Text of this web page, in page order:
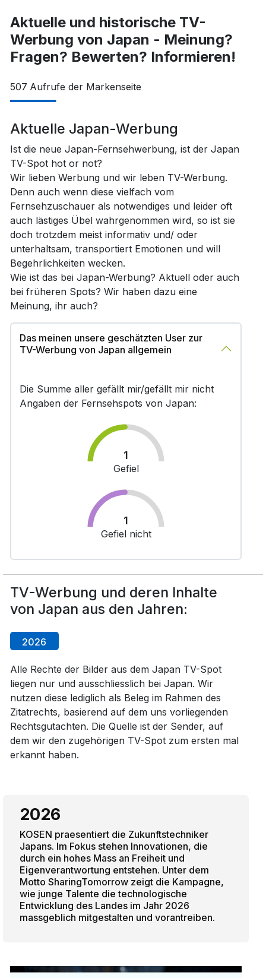
Aktuelle und historische TV-
Werbung von Japan - Meinung?
Fragen? Bewerten? Informieren!
507 Aufrufe der Markenseite
Aktuelle Japan-Werbung
Ist die neue Japan-Fernsehwerbung, ist der Japan
TV-Spot hot or not?
Wir lieben Werbung und wir leben TV-Werbung.
Denn auch wenn diese vielfach vom
Fernsehzuschauer als notwendiges und leider oft
auch lästiges Übel wahrgenommen wird, so ist sie
doch trotzdem meist informativ und/ oder
unterhaltsam, transportiert Emotionen und will
Begehrlichkeiten wecken.
Wie ist das bei Japan-Werbung? Aktuell oder auch
bei früheren Spots? Wir haben dazu eine
Meinung, ihr auch?
Das meinen unsere geschätzten User zur
TV-Werbung von Japan allgemein
Die Summe aller gefällt mir/gefällt mir nicht
Angaben der Fernsehspots von Japan:
1
Gefiel
1
Gefiel nicht
TV-Werbung und deren Inhalte
von Japan aus den Jahren:
2026
Alle Rechte der Bilder aus dem Japan TV-Spot
liegen nur und ausschliesslich bei Japan. Wir
nutzen diese lediglich als Beleg im Rahmen des
Zitatrechts, basierend auf dem uns vorliegenden
Rechtsgutachten. Die Quelle ist der Sender, auf
dem wir den zugehörigen TV-Spot zum ersten mal
erkannt haben.
2026
KOSEN praesentiert die Zukunftstechniker
Japans. Im Fokus stehen Innovationen, die
durch ein hohes Mass an Freiheit und
Eigenverantwortung entstehen. Unter dem
Motto SharingTomorrow zeigt die Kampagne,
wie junge Talente die technologische
Entwicklung des Landes im Jahr 2026
massgeblich mitgestalten und vorantreiben.